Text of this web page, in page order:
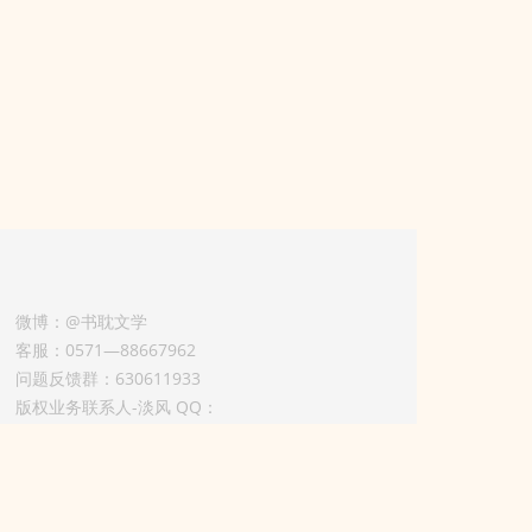
微博：@书耽文学
客服：0571—88667962
问题反馈群：630611933
版权业务联系人-淡风 QQ：